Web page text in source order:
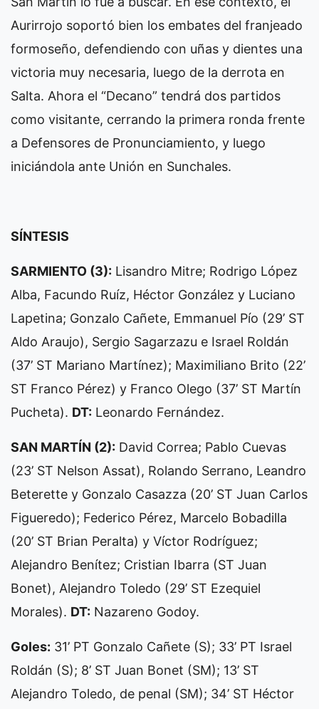
Aurirrojo soportó bien los embates del franjeado
formoseño, defendiendo con uñas y dientes una
victoria muy necesaria, luego de la derrota en
Salta. Ahora el “Decano” tendrá dos partidos
como visitante, cerrando la primera ronda frente
a Defensores de Pronunciamiento, y luego
iniciándola ante Unión en Sunchales.
SÍNTESIS
SARMIENTO (3): Lisandro Mitre; Rodrigo López
Alba, Facundo Ruíz, Héctor González y Luciano
Lapetina; Gonzalo Cañete, Emmanuel Pío (29’ ST
Aldo Araujo), Sergio Sagarzazu e Israel Roldán
(37’ ST Mariano Martínez); Maximiliano Brito (22’
ST Franco Pérez) y Franco Olego (37’ ST Martín
Pucheta). DT: Leonardo Fernández.
SAN MARTÍN (2): David Correa; Pablo Cuevas
(23’ ST Nelson Assat), Rolando Serrano, Leandro
Beterette y Gonzalo Casazza (20’ ST Juan Carlos
Figueredo); Federico Pérez, Marcelo Bobadilla
(20’ ST Brian Peralta) y Víctor Rodríguez;
Alejandro Benítez; Cristian Ibarra (ST Juan
Bonet), Alejandro Toledo (29’ ST Ezequiel
Morales). DT: Nazareno Godoy.
Goles: 31’ PT Gonzalo Cañete (S); 33’ PT Israel
Roldán (S); 8’ ST Juan Bonet (SM); 13’ ST
Alejandro Toledo, de penal (SM); 34’ ST Héctor